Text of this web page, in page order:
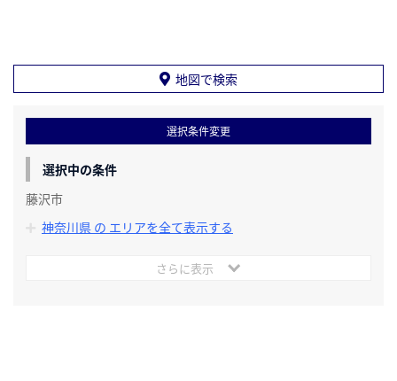
地図で検索
選択条件変更
選択中の条件
藤沢市
神奈川県 の エリアを全て表示する
さらに表示